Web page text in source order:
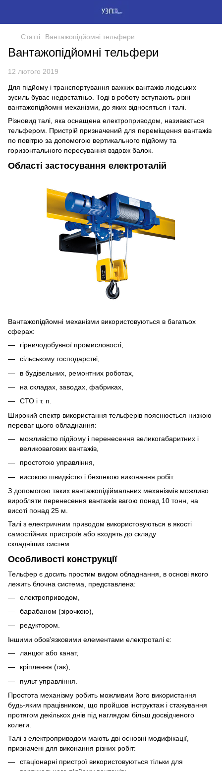
Статті Вантажопідйомні тельфери
Вантажопідйомні тельфери
12 лютого 2019
Для підйому і транспортування важких вантажів людських
зусиль буває недостатньо. Тоді в роботу вступають різні
вантажопідйомні механізми, до яких відносяться і талі.
Різновид талі, яка оснащена електроприводом, називається
тельфером. Пристрій призначений для переміщення вантажів
по повітрю за допомогою вертикального підйому та
горизонтального пересування вздовж балок.
Області застосування електроталій
Вантажопідйомні механізми використовуються в багатьох
сферах:
гірничодобувної промисловості,
сільському господарстві,
в будівельних, ремонтних роботах,
на складах, заводах, фабриках,
СТО і т. п.
Широкий спектр використання тельферів пояснюється низкою
переваг цього обладнання:
можливістю підйому і перенесення великогабаритних і
великовагових вантажів,
простотою управління,
високою швидкістю і безпекою виконання робіт.
З допомогою таких вантажопідіймальних механізмів можливо
виробляти перенесення вантажів вагою понад 10 тонн, на
висоті понад 25 м.
Талі з електричним приводом використовуються в якості
самостійних пристроїв або входять до складу
складніших систем.
Особливості конструкції
Тельфер є досить простим видом обладнання, в основі якого
лежить блочна система, представлена:
електроприводом,
барабаном (зірочкою),
редуктором.
Іншими обов'язковими елементами електроталі є:
ланцюг або канат,
кріплення (гак),
пульт управління.
Простота механізму робить можливим його використання
будь-яким працівником, що пройшов інструктаж і стажування
протягом декількох днів під наглядом більш досвідченого
колеги.
Талі з електроприводом мають дві основні модифікації,
призначені для виконання різних робіт:
стаціонарні пристрої використовуються тільки для